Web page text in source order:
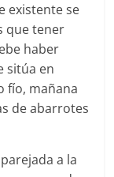
existente se
que tener
haber
sitúa en
fío, mañana
de abarrotes
a la